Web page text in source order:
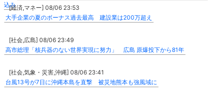
込み[経済,マネー] 08/06 23:53
大手企業の夏のボーナス過去最高 建設業は200万超え
[社会,広島] 08/06 23:49
高市総理「核兵器のない世界実現に努力」 広島 原爆投下から81年
[社会,気象・災害,沖縄] 08/06 23:41
台風13号が7日に沖縄本島を直撃 被災地熊本も強風域に